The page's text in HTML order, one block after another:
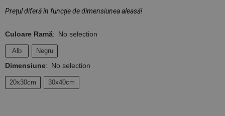
Prețul diferă în funcție de dimensiunea aleasă!
Culoare Ramă: No selection
Alb Negru
Dimensiune: No selection
20x30cm 30x40cm